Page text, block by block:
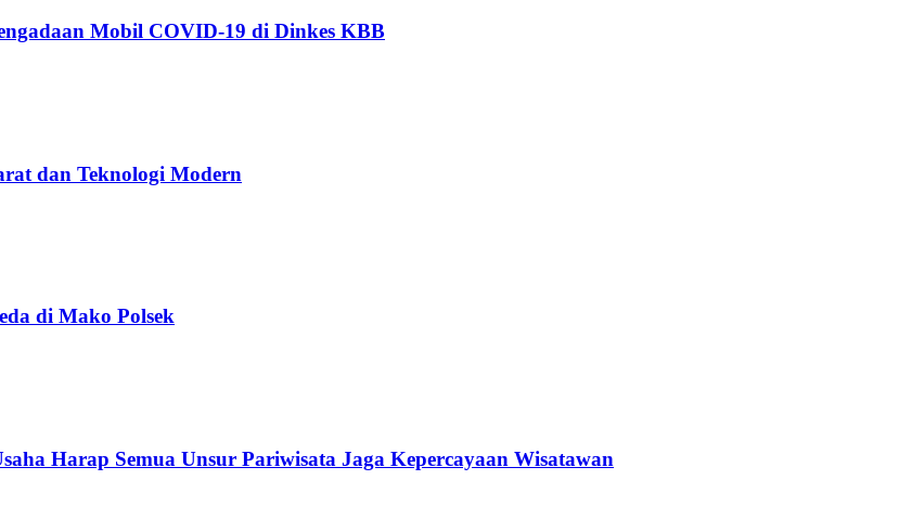
Mobil COVID-19 di Dinkes KBB
dan Teknologi Modern
di Mako Polsek
Harap Semua Unsur Pariwisata Jaga Kepercayaan Wisatawan